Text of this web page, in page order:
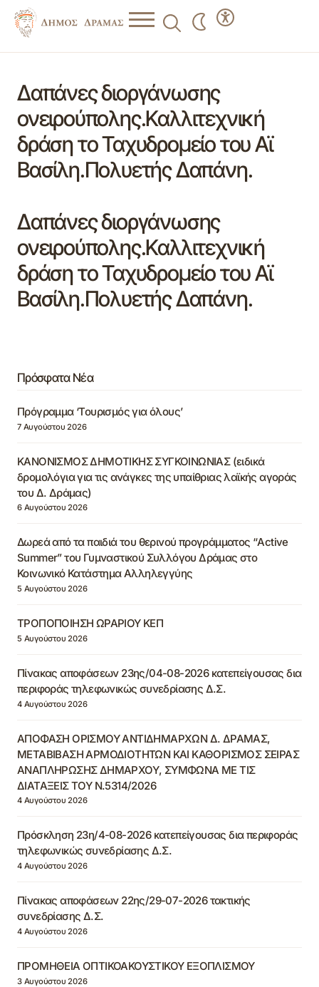
Δαπάνες διοργάνωσης
ονειρούπολης.Καλλιτεχνική
δράση το Ταχυδρομείο του Αϊ
Βασίλη.Πολυετής Δαπάνη.
Δαπάνες διοργάνωσης
ονειρούπολης.Καλλιτεχνική
δράση το Ταχυδρομείο του Αϊ
Βασίλη.Πολυετής Δαπάνη.
Πρόσφατα Νέα
Πρόγραμμα ‘Τουρισμός για όλους’
7 Αυγούστου 2026
ΚΑΝΟΝΙΣΜΟΣ ΔΗΜΟΤΙΚΗΣ ΣΥΓΚΟΙΝΩΝΙΑΣ (ειδικά
δρομολόγια για τις ανάγκες της υπαίθριας λαϊκής αγοράς
του Δ. Δράμας)
6 Αυγούστου 2026
Δωρεά από τα παιδιά του θερινού προγράμματος “Active
Summer” του Γυμναστικού Συλλόγου Δράμας στο
Κοινωνικό Κατάστημα Αλληλεγγύης
5 Αυγούστου 2026
ΤΡΟΠΟΠΟΙΗΣΗ ΩΡΑΡΙΟΥ ΚΕΠ
5 Αυγούστου 2026
Πίνακας αποφάσεων 23ης/04-08-2026 κατεπείγουσας δια
περιφοράς τηλεφωνικώς συνεδρίασης Δ.Σ.
4 Αυγούστου 2026
ΑΠΟΦΑΣΗ ΟΡΙΣΜΟΥ ΑΝΤΙΔΗΜΑΡΧΩΝ Δ. ΔΡΑΜΑΣ,
ΜΕΤΑΒΙΒΑΣΗ ΑΡΜΟΔΙΟΤΗΤΩΝ ΚΑΙ ΚΑΘΟΡΙΣΜΟΣ ΣΕΙΡΑΣ
ΑΝΑΠΛΗΡΩΣΗΣ ΔΗΜΑΡΧΟΥ, ΣΥΜΦΩΝΑ ΜΕ ΤΙΣ
ΔΙΑΤΑΞΕΙΣ ΤΟΥ Ν.5314/2026
4 Αυγούστου 2026
Πρόσκληση 23η/4-08-2026 κατεπείγουσας δια περιφοράς
τηλεφωνικώς συνεδρίασης Δ.Σ.
4 Αυγούστου 2026
Πίνακας αποφάσεων 22ης/29-07-2026 τακτικής
συνεδρίασης Δ.Σ.
4 Αυγούστου 2026
ΠΡΟΜΗΘΕΙΑ ΟΠΤΙΚΟΑΚΟΥΣΤΙΚΟΥ ΕΞΟΠΛΙΣΜΟΥ
3 Αυγούστου 2026